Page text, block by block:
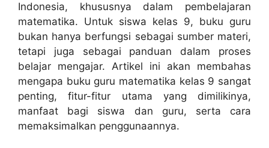
Indonesia, khususnya dalam pembelajaran
matematika. Untuk siswa kelas 9, buku guru
bukan hanya berfungsi sebagai sumber materi,
tetapi juga sebagai panduan dalam proses
belajar mengajar. Artikel ini akan membahas
mengapa buku guru matematika kelas 9 sangat
penting, fitur-fitur utama yang dimilikinya,
manfaat bagi siswa dan guru, serta cara
memaksimalkan penggunaannya.